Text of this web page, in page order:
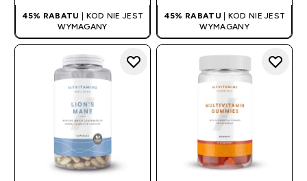
45% RABATU
| KOD NIE JEST
WYMAGANY
45% RABATU | KOD NIE JEST
WYMAGANY